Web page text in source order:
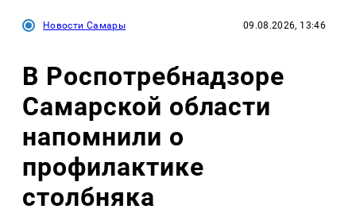
Новости Самары 09.08.2026, 13:46
В Роспотребнадзоре
Самарской области
напомнили о
профилактике
столбняка